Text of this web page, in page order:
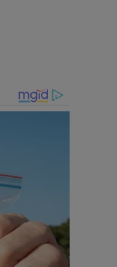
redes
e Bolsonaro